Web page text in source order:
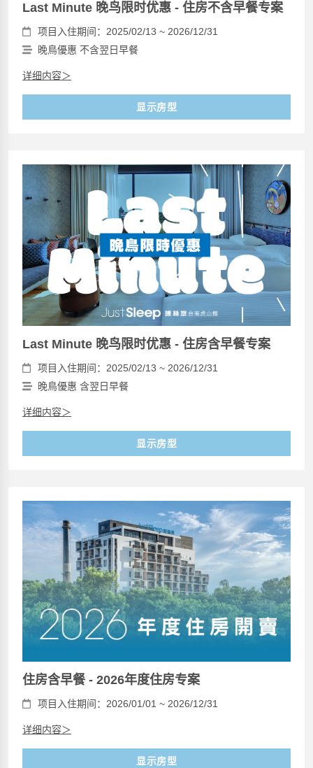
Last Minute 晚鸟限时优惠 - 住房不含早餐专案
项目入住期间：2025/02/13 ~ 2026/12/31
晚鳥優惠 不含翌日早餐
详细内容＞
显示房型
Last Minute 晚鸟限时优惠 - 住房含早餐专案
项目入住期间：2025/02/13 ~ 2026/12/31
晚鳥優惠 含翌日早餐
详细内容＞
显示房型
住房含早餐 - 2026年度住房专案
项目入住期间：2026/01/01 ~ 2026/12/31
详细内容＞
显示房型